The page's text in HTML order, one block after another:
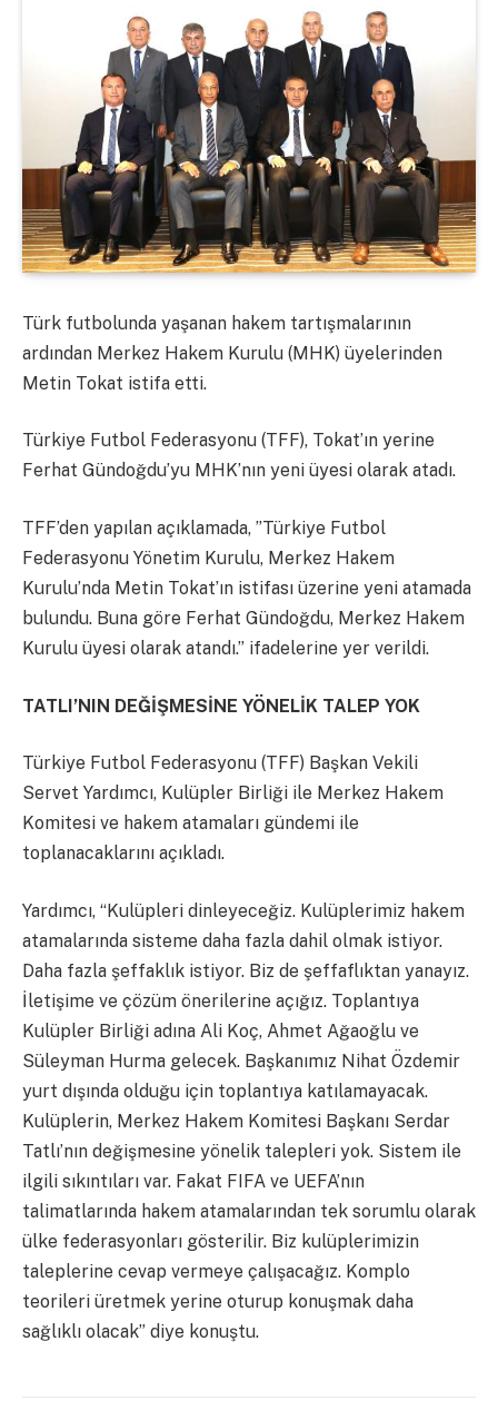
Türk futbolunda yaşanan hakem tartışmalarının
ardından Merkez Hakem Kurulu (MHK) üyelerinden
Metin Tokat istifa etti.
Türkiye Futbol Federasyonu (TFF), Tokat’ın yerine
Ferhat Gündoğdu’yu MHK’nın yeni üyesi olarak atadı.
TFF’den yapılan açıklamada, ”Türkiye Futbol
Federasyonu Yönetim Kurulu, Merkez Hakem
Kurulu’nda Metin Tokat’ın istifası üzerine yeni atamada
bulundu. Buna göre Ferhat Gündoğdu, Merkez Hakem
Kurulu üyesi olarak atandı.” ifadelerine yer verildi.
TATLI’NIN DEĞİŞMESİNE YÖNELİK TALEP YOK
Türkiye Futbol Federasyonu (TFF) Başkan Vekili
Servet Yardımcı, Kulüpler Birliği ile Merkez Hakem
Komitesi ve hakem atamaları gündemi ile
toplanacaklarını açıkladı.
Yardımcı, “Kulüpleri dinleyeceğiz. Kulüplerimiz hakem
atamalarında sisteme daha fazla dahil olmak istiyor.
Daha fazla şeffaklık istiyor. Biz de şeffaflıktan yanayız.
İletişime ve çözüm önerilerine açığız. Toplantıya
Kulüpler Birliği adına Ali Koç, Ahmet Ağaoğlu ve
Süleyman Hurma gelecek. Başkanımız Nihat Özdemir
yurt dışında olduğu için toplantıya katılamayacak.
Kulüplerin, Merkez Hakem Komitesi Başkanı Serdar
Tatlı’nın değişmesine yönelik talepleri yok. Sistem ile
ilgili sıkıntıları var. Fakat FIFA ve UEFA’nın
talimatlarında hakem atamalarından tek sorumlu olarak
ülke federasyonları gösterilir. Biz kulüplerimizin
taleplerine cevap vermeye çalışacağız. Komplo
teorileri üretmek yerine oturup konuşmak daha
sağlıklı olacak” diye konuştu.